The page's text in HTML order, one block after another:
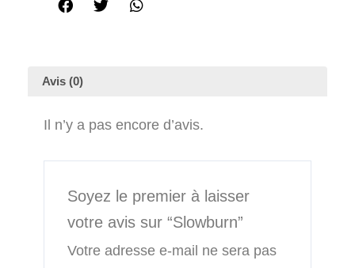
Avis (0)
Il n’y a pas encore d’avis.
Soyez le premier à laisser
votre avis sur “Slowburn”
Votre adresse e-mail ne sera pas